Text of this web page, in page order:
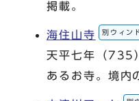
掲載。
海住山寺 別ウィン
天平七年（735
あるお寺。境内